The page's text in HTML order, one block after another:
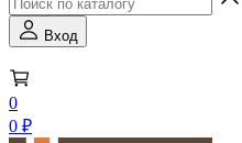
Вход
0
0 ₽